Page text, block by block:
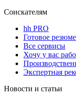
Соискателям
hh PRO
Готовое резюме
Все сервисы
Хочу у вас
Экспертная
Новости и статьи